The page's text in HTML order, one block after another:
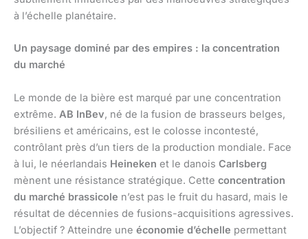
à l’échelle planétaire.
Un paysage dominé par des empires : la concentration
du marché
Le monde de la bière est marqué par une concentration
extrême. AB InBev, né de la fusion de brasseurs belges,
brésiliens et américains, est le colosse incontesté,
contrôlant près d’un tiers de la production mondiale. Face
à lui, le néerlandais Heineken et le danois Carlsberg
mènent une résistance stratégique. Cette concentration
du marché brassicole n’est pas le fruit du hasard, mais le
résultat de décennies de fusions-acquisitions agressives.
L’objectif ? Atteindre une économie d’échelle permettant